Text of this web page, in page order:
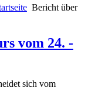
Bericht über
vom 24. -
sich vom